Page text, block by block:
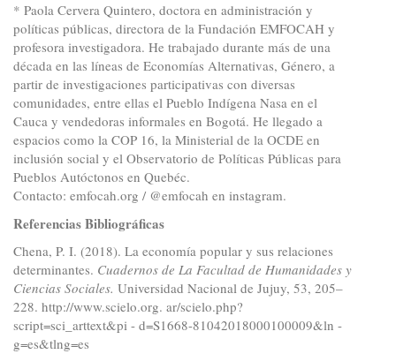
* Paola Cervera Quintero, doctora en administración y
políticas públicas, directora de la Fundación EMFOCAH y
profesora investigadora. He trabajado durante más de una
década en las líneas de Economías Alternativas, Género, a
partir de investigaciones participativas con diversas
comunidades, entre ellas el Pueblo Indígena Nasa en el
Cauca y vendedoras informales en Bogotá. He llegado a
espacios como la COP 16, la Ministerial de la OCDE en
inclusión social y el Observatorio de Políticas Públicas para
Pueblos Autóctonos en Quebéc.
Contacto: emfocah.org / @emfocah en instagram.
Referencias Bibliográficas
Chena, P. I. (2018). La economía popular y sus relaciones
determinantes. Cuadernos de La Facultad de Humanidades y
Ciencias Sociales. Universidad Nacional de Jujuy, 53, 205–
228. http://www.scielo.org. ar/scielo.php?
script=sci_arttext&pi - d=S1668-81042018000100009&ln -
g=es&tlng=es